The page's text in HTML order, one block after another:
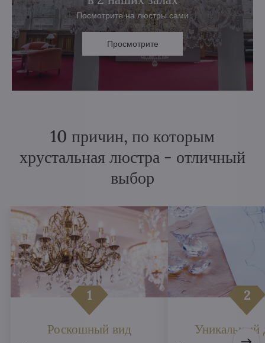
Посмотрите на люстры сами
Просмотрите
10 причин, по которым
хрустальная люстра - отличный
выбор
Роскошный вид Уникальный